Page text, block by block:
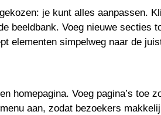
je kunt alles aanpassen.
beeldbank. Voeg nieuwe
elementen simpelweg naar de
homepagina. Voeg pagina’s toe
aan, zodat bezoekers